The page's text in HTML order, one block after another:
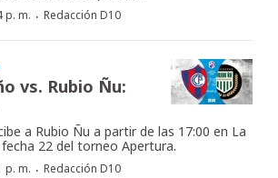
p. m. · Redacción D10
vs. Rubio Ñu:
a Rubio Ñu a partir de las 17:00 en La
22 del torneo Apertura.
p. m. · Redacción D10